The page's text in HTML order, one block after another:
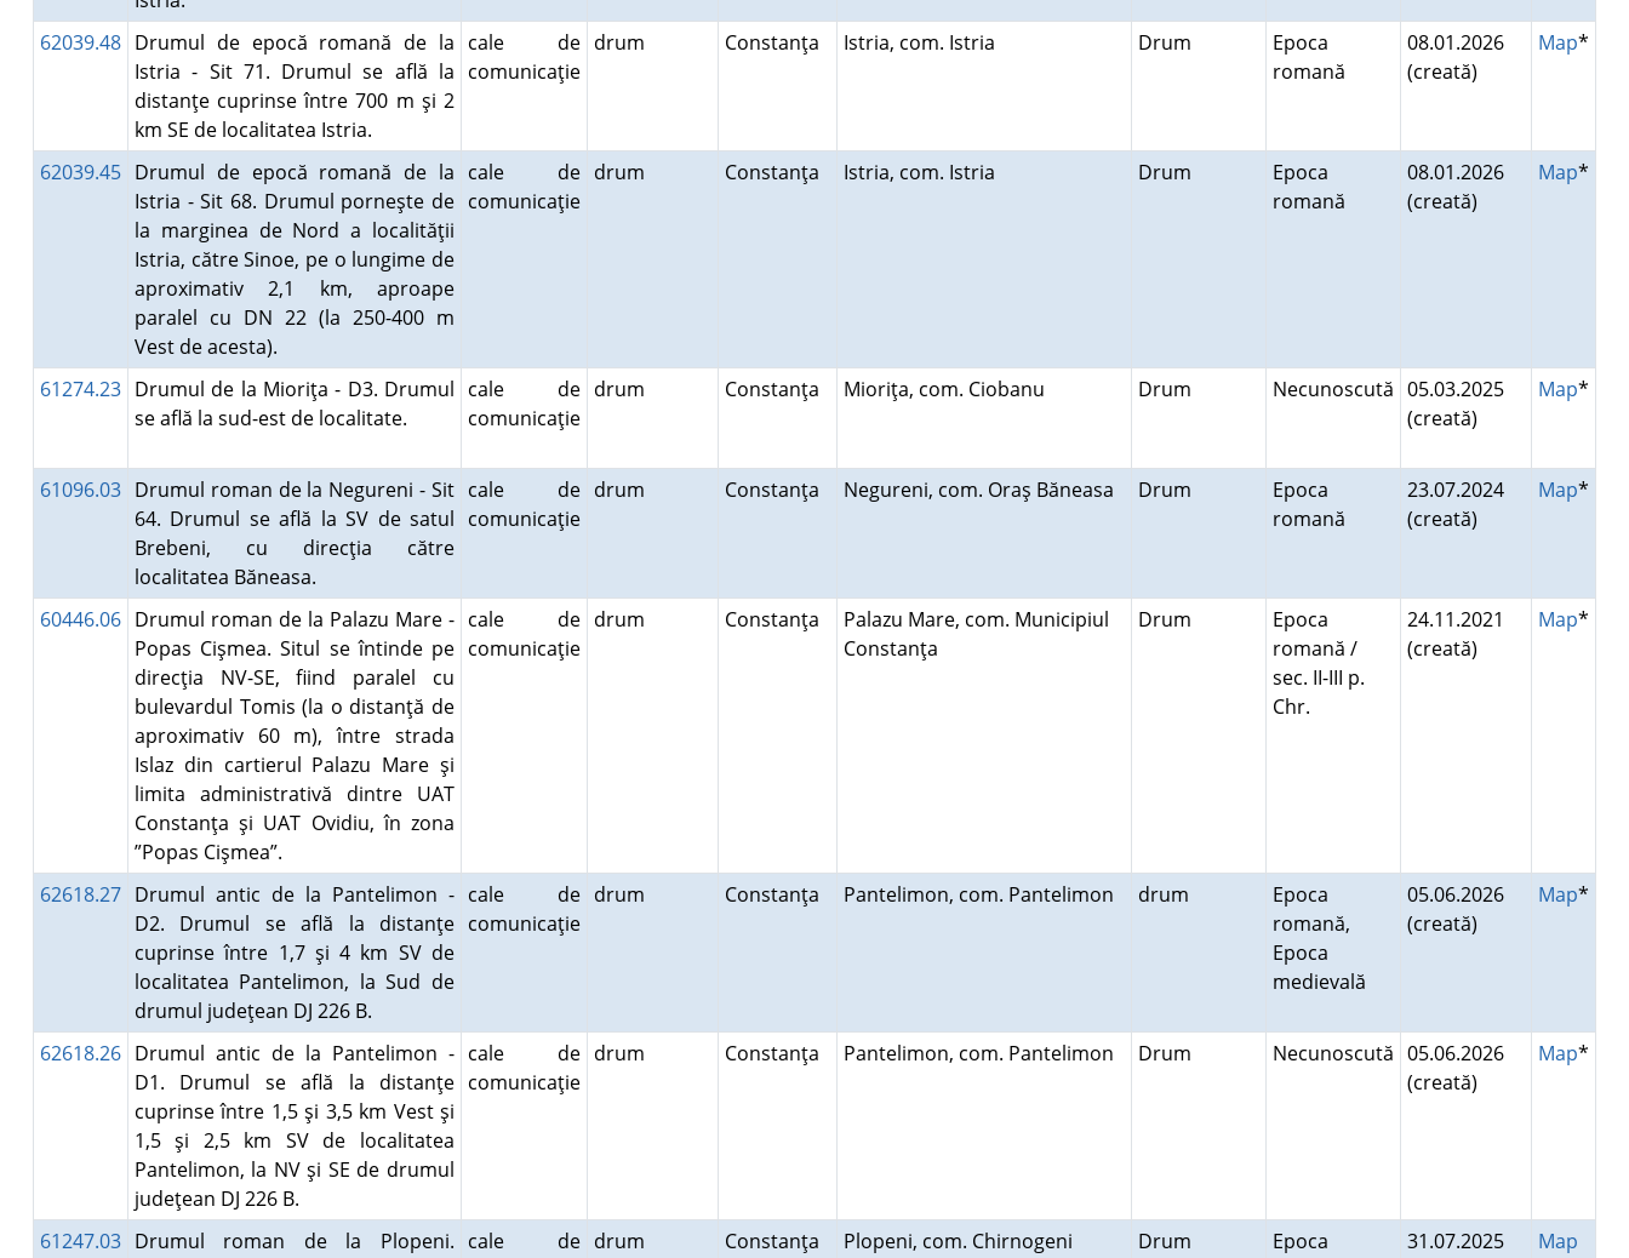
62039.48 Drumul de epocă romană de la
Istria - Sit 71. Drumul se află la
distanţe cuprinse între 700 m şi 2
km SE de localitatea Istria.
cale de
comunicaţie
drum Constanţa Istria, com. Istria Drum
Epoca
romană
08.01.2026
(creată)
Map*
62039.45 Drumul de epocă romană de la
Istria - Sit 68. Drumul porneşte de
la marginea de Nord a localităţii
Istria, către Sinoe, pe o lungime de
aproximativ 2,1 km, aproape
paralel cu DN 22 (la 250-400 m
Vest de acesta).
cale de
comunicaţie
drum Constanţa Istria, com. Istria Drum
Epoca
romană
08.01.2026
(creată)
Map*
61274.23 Drumul de la Mioriţa - D3. Drumul
se află la sud-est de localitate.
cale de
comunicaţie
drum Constanţa Mioriţa, com. Ciobanu Drum Necunoscută 05.03.2025
(creată)
Map*
61096.03 Drumul roman de la Negureni - Sit
64. Drumul se află la SV de satul
Brebeni, cu direcţia către
localitatea Băneasa.
cale de
comunicaţie
drum Constanţa Negureni, com. Oraş Băneasa Drum
Epoca
romană
23.07.2024
(creată)
Map*
60446.06 Drumul roman de la Palazu Mare -
Popas Cişmea. Situl se întinde pe
direcţia NV-SE, fiind paralel cu
bulevardul Tomis (la o distanţă de
aproximativ 60 m), între strada
Islaz din cartierul Palazu Mare şi
limita administrativă dintre UAT
Constanţa şi UAT Ovidiu, în zona
”Popas Cişmea”.
cale de
comunicaţie
drum Constanţa
Palazu Mare, com. Municipiul
Constanţa
Drum
Epoca
romană /
sec. II-III p.
Chr.
24.11.2021
(creată)
Map*
62618.27 Drumul antic de la Pantelimon -
D2. Drumul se află la distanţe
cuprinse între 1,7 şi 4 km SV de
localitatea Pantelimon, la Sud de
drumul judeţean DJ 226 B.
cale de
comunicaţie
drum Constanţa Pantelimon, com. Pantelimon drum
Epoca
romană,
Epoca
medievală
05.06.2026
(creată)
Map*
62618.26 Drumul antic de la Pantelimon -
D1. Drumul se află la distanţe
cuprinse între 1,5 şi 3,5 km Vest şi
1,5 şi 2,5 km SV de localitatea
Pantelimon, la NV şi SE de drumul
judeţean DJ 226 B.
cale de
comunicaţie
drum Constanţa Pantelimon, com. Pantelimon Drum Necunoscută 05.06.2026
(creată)
Map*
61247.03 Drumul roman de la Plopeni. cale de drum Constanţa Plopeni, com. Chirnogeni Drum
Epoca
31.07.2025
Map